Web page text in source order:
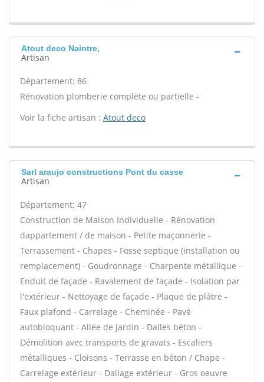
Atout deco Naintre,
Artisan
Département: 86
Rénovation plomberie complète ou partielle -
Voir la fiche artisan : Atout deco
Sarl araujo constructions Pont du casse
Artisan
Département: 47
Construction de Maison Individuelle - Rénovation
dappartement / de maison - Petite maçonnerie -
Terrassement - Chapes - Fosse septique (installation ou
remplacement) - Goudronnage - Charpente métallique -
Enduit de façade - Ravalement de façade - Isolation par
l'extérieur - Nettoyage de façade - Plaque de plâtre -
Faux plafond - Carrelage - Cheminée - Pavé
autobloquant - Allée de jardin - Dalles béton -
Démolition avec transports de gravats - Escaliers
métalliques - Cloisons - Terrasse en béton / Chape -
Carrelage extérieur - Dallage extérieur - Gros oeuvre